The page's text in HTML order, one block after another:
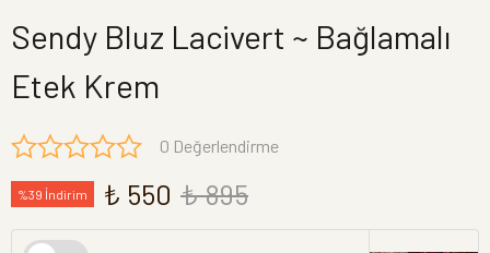
Sendy Bluz Lacivert ~ Bağlamalı
Etek Krem
0 Değerlendirme
%39 İndirim ₺ 550 ₺ 895